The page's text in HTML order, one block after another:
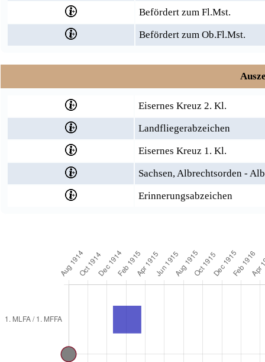
Befördert zum Fl.Mst.
Befördert zum Ob.Fl.Mst.
Eisernes Kreuz 2. Kl.
Landfliegerabzeichen
Eisernes Kreuz 1. Kl.
Sachsen, Albrechtsorden -
Erinnerungsabzeichen